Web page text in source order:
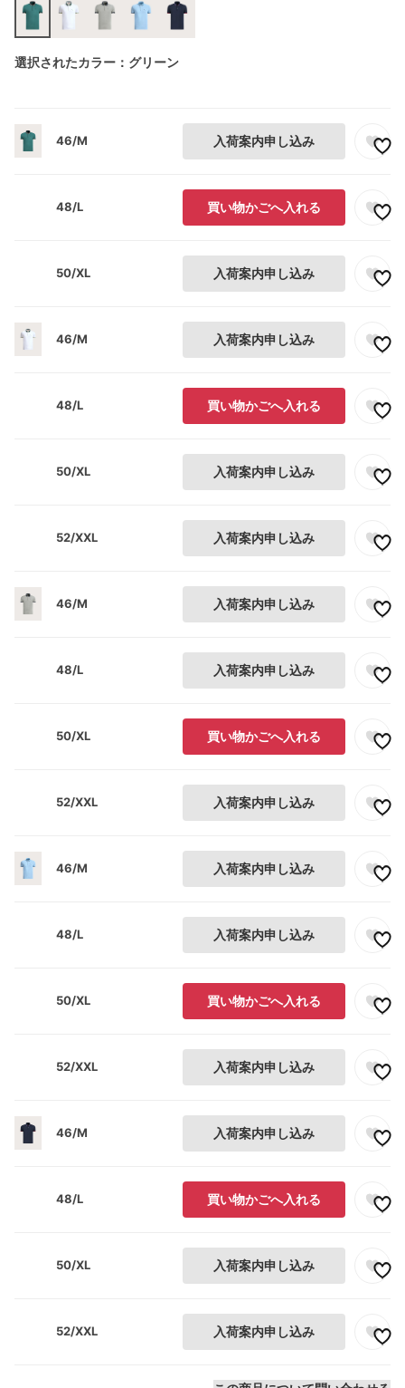
選択されたカラー：グリーン
46/M 入荷案内申し込み
48/L 買い物かごへ入れる
50/XL 入荷案内申し込み
46/M 入荷案内申し込み
48/L 買い物かごへ入れる
50/XL 入荷案内申し込み
52/XXL 入荷案内申し込み
46/M 入荷案内申し込み
48/L 入荷案内申し込み
50/XL 買い物かごへ入れる
52/XXL 入荷案内申し込み
46/M 入荷案内申し込み
48/L 入荷案内申し込み
50/XL 買い物かごへ入れる
52/XXL 入荷案内申し込み
46/M 入荷案内申し込み
48/L 買い物かごへ入れる
50/XL 入荷案内申し込み
52/XXL 入荷案内申し込み